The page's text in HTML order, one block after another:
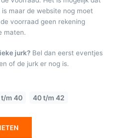
maar de website nog moet
voorraad geen rekening
maten.
jurk? Bel dan eerst eventjes
of de jurk er nog is.
t/m 40 40 t/m 42